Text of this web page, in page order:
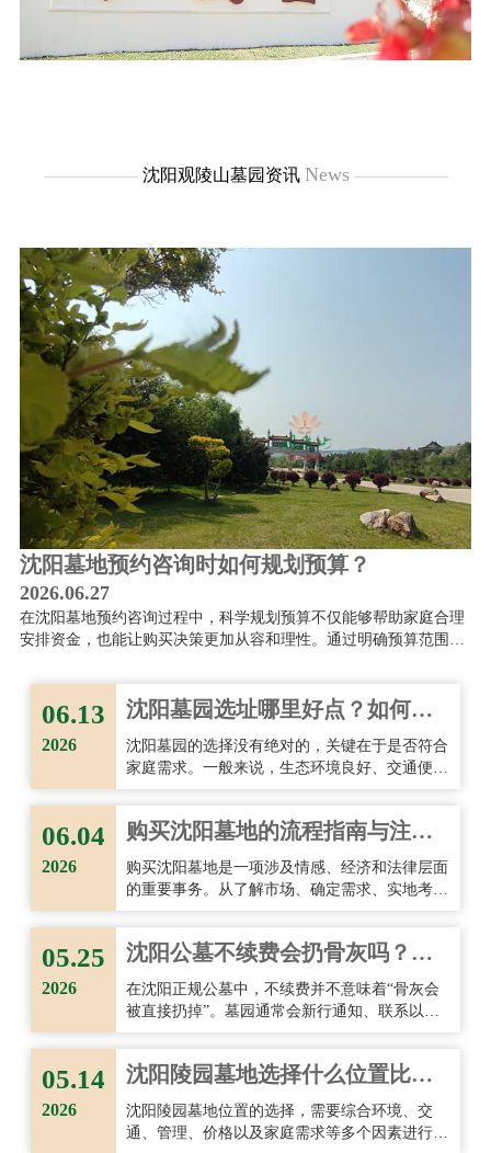
沈阳观陵山墓园资讯 News
沈阳墓地预约咨询时如何规划预算？
2026.06.27
在沈阳墓地预约咨询过程中，科学规划预算不仅能够帮助家庭合理
安排资金，也能让购买决策更加从容和理性。通过明确预算范围、
考虑交通便利性和后期维护成本，家庭能够找到既符合情感需求，
又契合经
06.13
2026
沈阳墓园选址哪里好点？如何选
择理想的墓地？
沈阳墓园的选择没有绝对的，关键在于是否符合
家庭需求。一般来说，生态环境良好、交通便
合现实条件，重点关注环境品质、后期祭扫便利
06.04
2026
购买沈阳墓地的流程指南与注意
事项！
购买沈阳墓地是一项涉及情感、经济和法律层面
的重要事务。从了解市场、确定需求、实地考
05.25
2026
沈阳公墓不续费会扔骨灰吗？详
细解答与注意事项
在沈阳正规公墓中，不续费并不意味着“骨灰会
被直接扔掉”。墓园通常会新行通知、联系以及
该重视合同内容、及时续费并保持联系方式更
05.14
2026
沈阳陵园墓地选择什么位置比较
好？
沈阳陵园墓地位置的选择，需要综合环境、交
通、管理、价格以及家庭需求等多个因素进行判